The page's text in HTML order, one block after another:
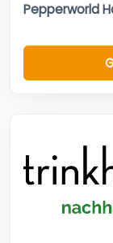
Pepperworld